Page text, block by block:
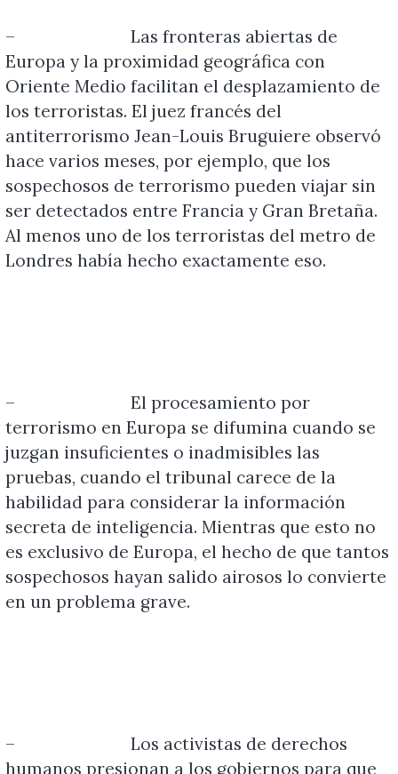
–
Las fronteras abiertas de
Europa y la proximidad geográfica con
Oriente Medio facilitan el desplazamiento de
los terroristas. El juez francés del
antiterrorismo Jean-Louis Bruguiere observó
hace varios meses, por ejemplo, que los
sospechosos de terrorismo pueden viajar sin
ser detectados entre Francia y Gran Bretaña.
Al menos uno de los terroristas del metro de
Londres había hecho exactamente eso.
–
El procesamiento por
terrorismo en Europa se difumina cuando se
juzgan insuficientes o inadmisibles las
pruebas, cuando el tribunal carece de la
habilidad para considerar la información
secreta de inteligencia. Mientras que esto no
es exclusivo de Europa, el hecho de que tantos
sospechosos hayan salido airosos lo convierte
en un problema grave.
–
Los activistas de derechos
humanos presionan a los gobiernos para que